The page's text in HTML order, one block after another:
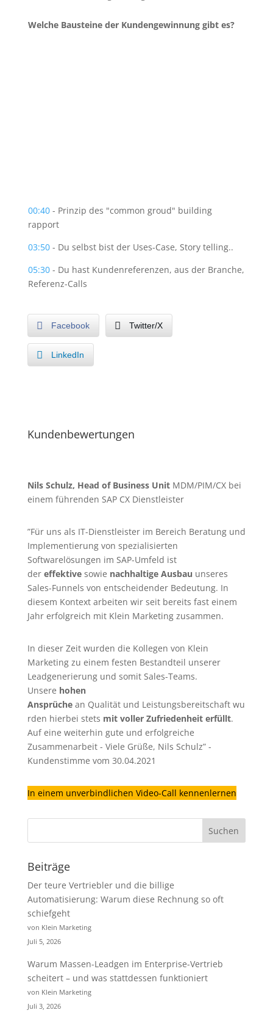
Welche Bausteine der Kundengewinnung gibt es?
00:40- Prinzip des "common groud" building
rapport
03:50- Du selbst bist der Uses-Case, Story telling..
05:30- Du hast Kundenreferenzen, aus der Branche,
Referenz-Calls
Facebook Twitter/X
LinkedIn
Kundenbewertungen
Nils Schulz, Head of Business UnitMDM/PIM/CX bei
einem führenden SAP CX Dienstleister
”Für uns als IT-Dienstleister im Bereich Beratung und
Implementierung von spezialisierten
Softwarelösungen im SAP-Umfeld ist
der effektive sowie nachhaltige Ausbau unseres
Sales-Funnels von entscheidender Bedeutung. In
diesem Kontext arbeiten wir seit bereits fast einem
Jahr erfolgreich mit Klein Marketing zusammen.
In dieser Zeit wurden die Kollegen von Klein
Marketing zu einem festen Bestandteil unserer
Leadgenerierungund somit Sales-Teams.
Unsere hohen
Ansprüchean Qualität und Leistungsbereitschaft wu
rden hierbei stets mit voller Zufriedenheit erfüllt.
Auf eine weiterhin gute und erfolgreiche
Zusammenarbeit - Viele Grüße, Nils Schulz” -
Kundenstimme vom 30.04.2021
In einem unverbindlichen Video-Call kennenlernen
Beiträge
Der teure Vertriebler und die billige
Automatisierung: Warum diese Rechnung so oft
schiefgeht
von Klein Marketing
Juli 5, 2026
Warum Massen-Leadgen im Enterprise-Vertrieb
scheitert – und was stattdessen funktioniert
von Klein Marketing
Juli 3, 2026